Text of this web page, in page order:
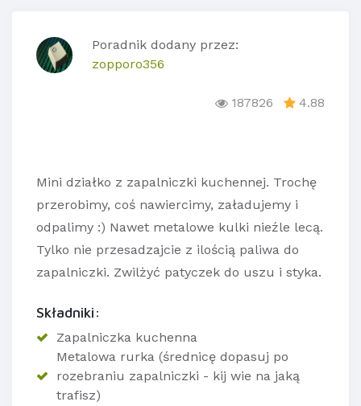
Poradnik dodany przez:
zopporo356
187826 4.88
Mini działko z zapalniczki kuchennej. Trochę
przerobimy, coś nawiercimy, załadujemy i
odpalimy :) Nawet metalowe kulki nieźle lecą.
Tylko nie przesadzajcie z ilością paliwa do
zapalniczki. Zwilżyć patyczek do uszu i styka.
Składniki:
Zapalniczka kuchenna
Metalowa rurka (średnicę dopasuj po
rozebraniu zapalniczki - kij wie na jaką
trafisz)